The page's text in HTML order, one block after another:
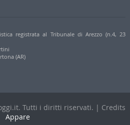
registrata al Tribunale di Arezzo (n.4, 23
(AR)
Tutti i diritti riservati. | Credits
Appare